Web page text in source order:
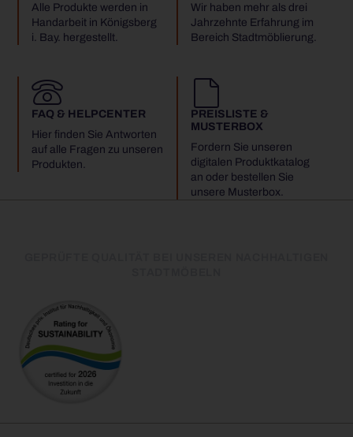
Alle Produkte werden in
Handarbeit in Königsberg
i. Bay. hergestellt.
Wir haben mehr als drei
Jahrzehnte Erfahrung im
Bereich Stadtmöblierung.
FAQ & HELPCENTER
Hier finden Sie Antworten
auf alle Fragen zu unseren
Produkten.
PREISLISTE &
MUSTERBOX
Fordern Sie unseren
digitalen Produktkatalog
an oder bestellen Sie
unsere Musterbox.